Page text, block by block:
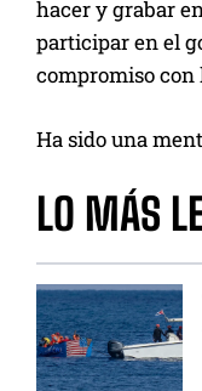
hacer y grabar
participar en el
compromiso con
Ha sido una
LO MÁS